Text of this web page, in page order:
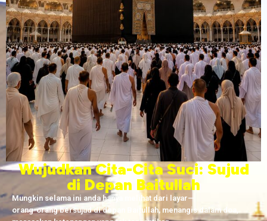
Wujudkan Cita-Cita Suci: Sujud
di Depan Baitullah
Mungkin selama ini anda hanya melihat dari layar—
orang-orang bersujud di depan Baitullah, menangis dalam doa,